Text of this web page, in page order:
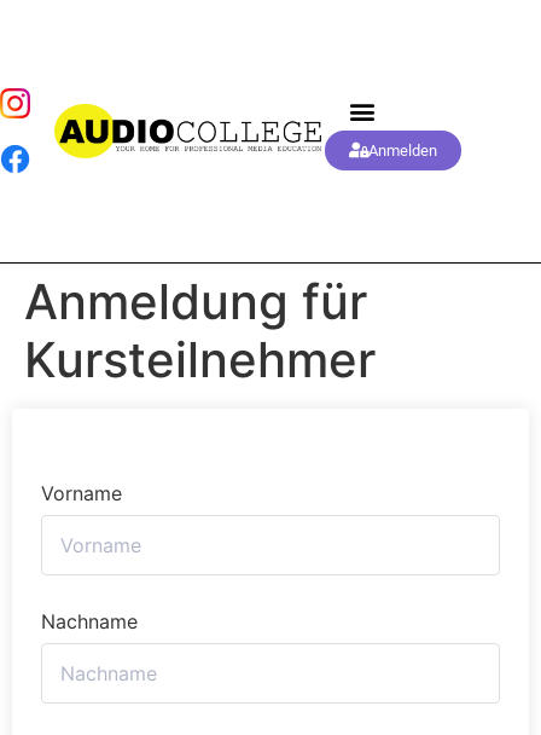
Anmelden
Anmeldung für
Kursteilnehmer
Vorname
Nachname